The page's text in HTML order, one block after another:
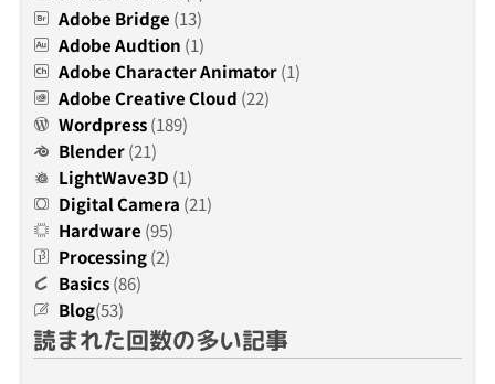
Adobe Bridge (13)
Adobe Audtion (1)
Adobe Character Animator(1)
Adobe Creative Cloud (22)
Wordpress(189)
Blender(21)
LightWave3D (1)
Digital Camera (21)
Hardware (95)
Processing(2)
Basics(86)
Blog(53)
読まれた回数の多い記事